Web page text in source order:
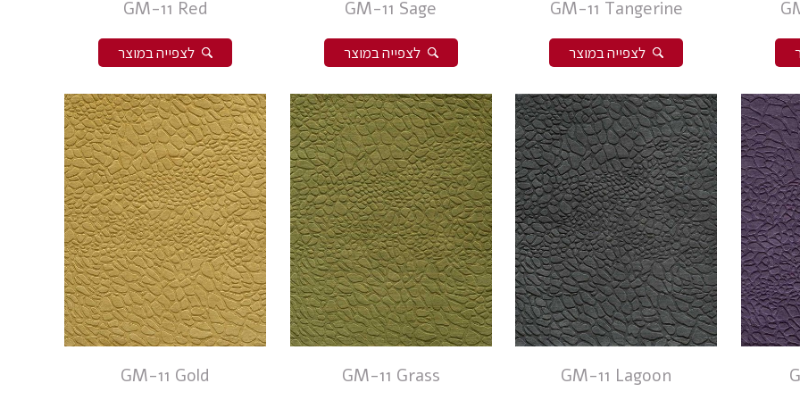
מידות
קולקציה
צבעים
חומר
GM-11 Tangerine
לצפייה במוצר
GM-11 Sage
לצפייה במוצר
GM-11 Red
לצפייה במוצר
GM-11 Lagoon
GM-11 Grass
GM-11 Gold